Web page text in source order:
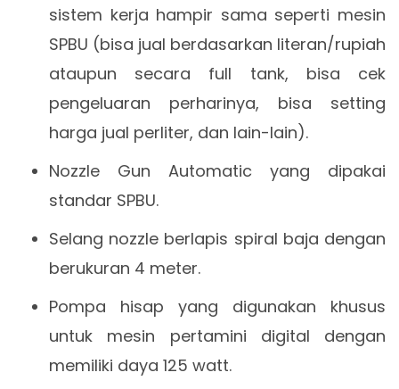
sistem kerja hampir sama seperti mesin
SPBU (bisa jual berdasarkan literan/rupiah
ataupun secara full tank, bisa cek
pengeluaran perharinya, bisa setting
harga jual perliter, dan lain-lain).
Nozzle Gun Automatic yang dipakai
standar SPBU.
Selang nozzle berlapis spiral baja dengan
berukuran 4 meter.
Pompa hisap yang digunakan khusus
untuk mesin pertamini digital dengan
memiliki daya 125 watt.